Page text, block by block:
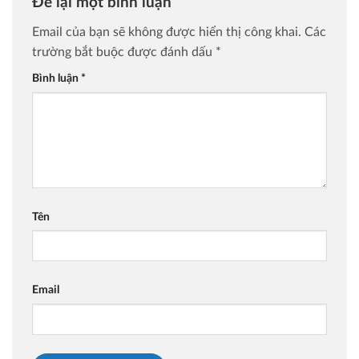
Email của bạn sẽ không được hiển thị công khai. Các
trường bắt buộc được đánh dấu *
Bình luận *
Tên
Email